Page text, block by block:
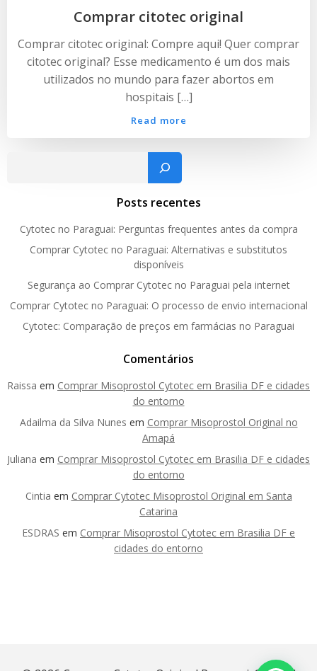
Comprar citotec original
Comprar citotec original: Compre aqui! Quer comprar
citotec original? Esse medicamento é um dos mais
utilizados no mundo para fazer abortos em
hospitais […]
Read more
Pesquisar
Posts recentes
Cytotec no Paraguai: Perguntas frequentes antes da compra
Comprar Cytotec no Paraguai: Alternativas e substitutos
disponíveis
Segurança ao Comprar Cytotec no Paraguai pela internet
Comprar Cytotec no Paraguai: O processo de envio internacional
Cytotec: Comparação de preços em farmácias no Paraguai
Comentários
Raissa em Comprar Misoprostol Cytotec em Brasilia DF e cidades
do entorno
Adailma da Silva Nunes em Comprar Misoprostol Original no
Amapá
Juliana em Comprar Misoprostol Cytotec em Brasilia DF e cidades
do entorno
Cintia em Comprar Cytotec Misoprostol Original em Santa
Catarina
ESDRAS em Comprar Misoprostol Cytotec em Brasilia DF e
cidades do entorno